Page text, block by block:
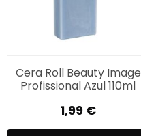
Cera Roll Beauty Image
Profissional Azul 110ml
1,99 €